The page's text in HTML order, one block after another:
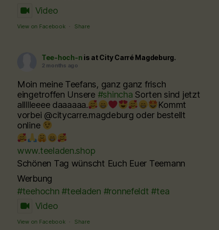
Video
View on Facebook · Share
Tee-hoch-n is at City Carré Magdeburg.
2 months ago
Moin meine Teefans, ganz ganz frisch
eingetroffen Unsere #shincha Sorten sind jetzt
allllleeee daaaaaa.
Kommt
vorbei @citycarre.magdeburg oder bestellt
online
www.teeladen.shop
Schönen Tag wünscht Euch Euer Teemann
Werbung
#teehochn #teeladen #ronnefeldt #tea
Video
View on Facebook · Share